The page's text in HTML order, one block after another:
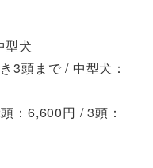
型犬
3頭まで / 中型犬：
：6,600円 / 3頭：